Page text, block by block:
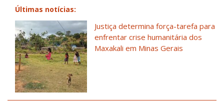
Últimas notícias:
Justiça determina força-tarefa para
enfrentar crise humanitária dos
Maxakali em Minas Gerais